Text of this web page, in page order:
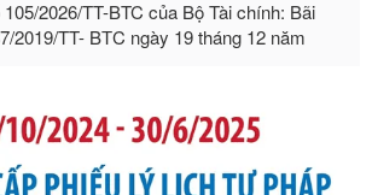
2026/NĐ-CP
291/2026/NĐ-CP của Chính phủ: Sửa
chính về thuế, hóa đơn được sửa đổi, bổ
số 102/2021/NĐ-CP
07/2026